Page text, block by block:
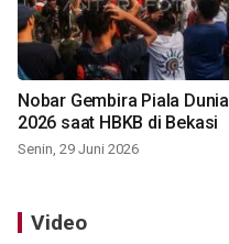
Nobar Gembira Piala Dunia
2026 saat HBKB di Bekasi
Senin, 29 Juni 2026
Video